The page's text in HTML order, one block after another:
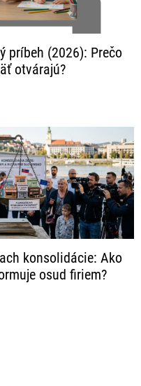
príbeh (2026): Prečo
otvárajú?
konsolidácie: Ako
osud firiem?